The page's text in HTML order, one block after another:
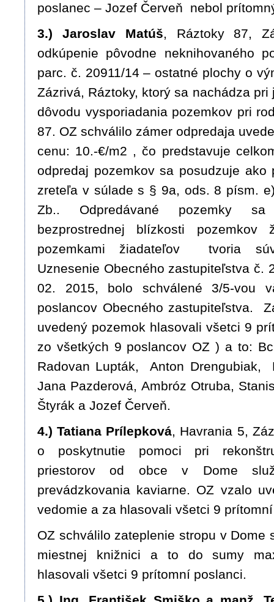
poslanec – Jozef Červeň nebol
3.) Jaroslav Matúš, Ráztoky 87,
odkúpenie pôvodne neknihovaného
parc. č. 20911/14 – ostatné plochy o
Zázrivá, Ráztoky, ktorý sa nachádza pri
dôvodu vysporiadania pozemkov pri
87. OZ schválilo zámer odpredaja
cenu: 10.-€/m2 , čo predstavuje
odpredaj pozemkov sa posudzuje ako
zreteľa v súlade s § 9a, ods. 8 písm.
Zb.. Odpredávané pozemky
bezprostrednej blízkosti
pozemkami žiadateľov tvoria
Uznesenie Obecného zastupiteľstva č.
02. 2015, bolo schválené 3/5-vou
poslancov Obecného zastupiteľstva.
uvedený pozemok hlasovali všetci 9
zo všetkých 9 poslancov OZ ) a to:
Radovan Lupták, Anton Drengubiak,
Jana Pazderová, Ambróz Otruba,
Štyrák a Jozef Červeň.
4.) Tatiana Prílepková, Havrania 5,
o poskytnutie pomoci pri
priestorov od obce v Dome
prevádzkovania kaviarne. OZ vzalo
vedomie a za hlasovali všetci 9
OZ schválilo zateplenie stropu v Dome
miestnej knižnici a to do sumy
hlasovali všetci 9 prítomní poslanci.